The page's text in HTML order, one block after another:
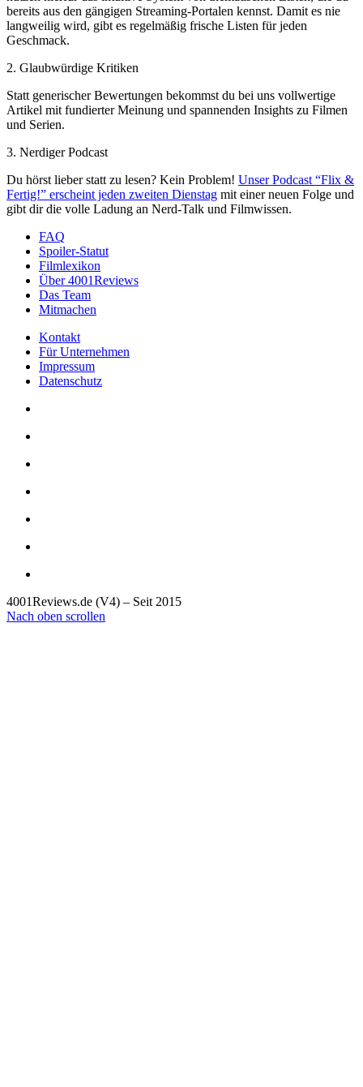
bereits aus den gängigen Streaming-Portalen kennst. Damit es nie
langweilig wird, gibt es regelmäßig frische Listen für jeden
Geschmack.
2. Glaubwürdige Kritiken
Statt generischer Bewertungen bekommst du bei uns vollwertige
Artikel mit fundierter Meinung und spannenden Insights zu Filmen
und Serien.
3. Nerdiger Podcast
Du hörst lieber statt zu lesen? Kein Problem! Unser Podcast “Flix &
Fertig!” erscheint jeden zweiten Dienstag mit einer neuen Folge und
gibt dir die volle Ladung an Nerd-Talk und Filmwissen.
FAQ
Spoiler-Statut
Filmlexikon
Über 4001Reviews
Das Team
Mitmachen
Kontakt
Für Unternehmen
Impressum
Datenschutz
4001Reviews.de (V4) – Seit 2015
Nach oben scrollen